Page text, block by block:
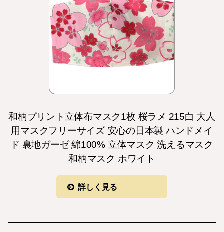
和柄プリント立体布マスク1枚 桜ラメ 215白 大人
用マスクフリーサイズ 安心の日本製 ハンドメイ
ド 裏地ガーゼ 綿100% 立体マスク 洗えるマスク
和柄マスク ホワイト
詳しく見る